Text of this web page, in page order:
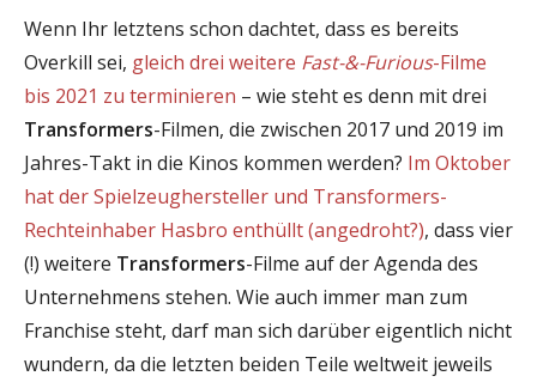
Wenn Ihr letztens schon dachtet, dass es bereits
Overkill sei, gleich drei weitere Fast-&-Furious-Filme
bis 2021 zu terminieren – wie steht es denn mit drei
Transformers-Filmen, die zwischen 2017 und 2019 im
Jahres-Takt in die Kinos kommen werden? Im Oktober
hat der Spielzeughersteller und Transformers-
Rechteinhaber Hasbro enthüllt (angedroht?), dass vier
(!) weitere Transformers-Filme auf der Agenda des
Unternehmens stehen. Wie auch immer man zum
Franchise steht, darf man sich darüber eigentlich nicht
wundern, da die letzten beiden Teile weltweit jeweils